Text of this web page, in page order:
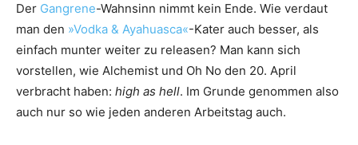
Der Gangrene-Wahnsinn nimmt kein Ende. Wie verdaut
man den »Vodka & Ayahuasca«-Kater auch besser, als
einfach munter weiter zu releasen? Man kann sich
vorstellen, wie Alchemist und Oh No den 20. April
verbracht haben: high as hell. Im Grunde genommen also
auch nur so wie jeden anderen Arbeitstag auch.